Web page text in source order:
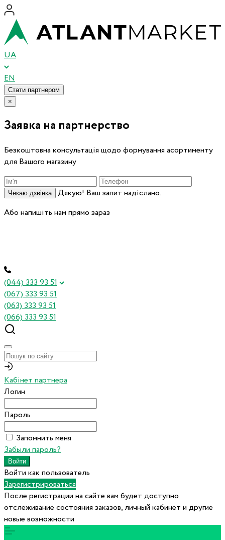
UA
EN
Стати партнером
×
Заявка на партнерство
Безкоштовна консультація щодо формування асортименту
для Вашого магазину
Чекаю дзвінка
Дякую! Ваш запит надіслано.
Або напишіть нам прямо зараз
(044) 333 93 51
(067) 333 93 51
(063) 333 93 51
(066) 333 93 51
Кабінет партнера
Логин
Пароль
Запомнить меня
Забыли пароль?
Войти как пользователь
Зарегистрироваться
После регистрации на сайте вам будет доступно
отслеживание состояния заказов, личный кабинет и другие
новые возможности